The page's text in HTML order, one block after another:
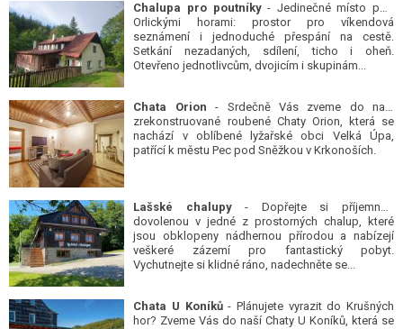
Chalupa pro poutníky- Jedinečné místo pod
Orlickými horami: prostor pro víkendová
seznámení i jednoduché přespání na cestě.
Setkání nezadaných, sdílení, ticho i oheň.
Otevřeno jednotlivcům, dvojicím i skupinám...
Chata Orion - Srdečně Vás zveme do naší
zrekonstruované roubené Chaty Orion, která se
nachází v oblíbené lyžařské obci Velká Úpa,
patřící k městu Pec pod Sněžkou v Krkonoších.
Lašské chalupy- Dopřejte si příjemnou
dovolenou v jedné z prostorných chalup, které
jsou obklopeny nádhernou přírodou a nabízejí
veškeré zázemí pro fantastický pobyt.
Vychutnejte si klidné ráno, nadechněte se...
Chata U Koníků- Plánujete vyrazit do Krušných
hor? Zveme Vás do naší Chaty U Koníků, která se